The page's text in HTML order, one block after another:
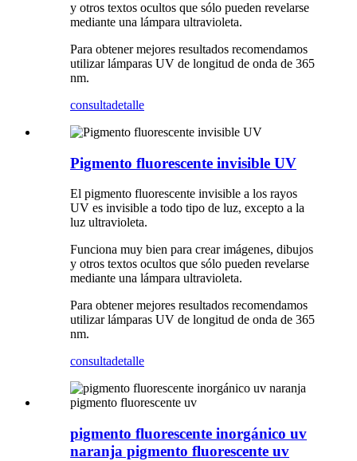
y otros textos ocultos que sólo pueden revelarse
mediante una lámpara ultravioleta.
Para obtener mejores resultados recomendamos
utilizar lámparas UV de longitud de onda de 365
nm.
consultadetalle
Pigmento fluorescente invisible UV
El pigmento fluorescente invisible a los rayos
UV es invisible a todo tipo de luz, excepto a la
luz ultravioleta.
Funciona muy bien para crear imágenes, dibujos
y otros textos ocultos que sólo pueden revelarse
mediante una lámpara ultravioleta.
Para obtener mejores resultados recomendamos
utilizar lámparas UV de longitud de onda de 365
nm.
consultadetalle
pigmento fluorescente inorgánico uv
naranja pigmento fluorescente uv